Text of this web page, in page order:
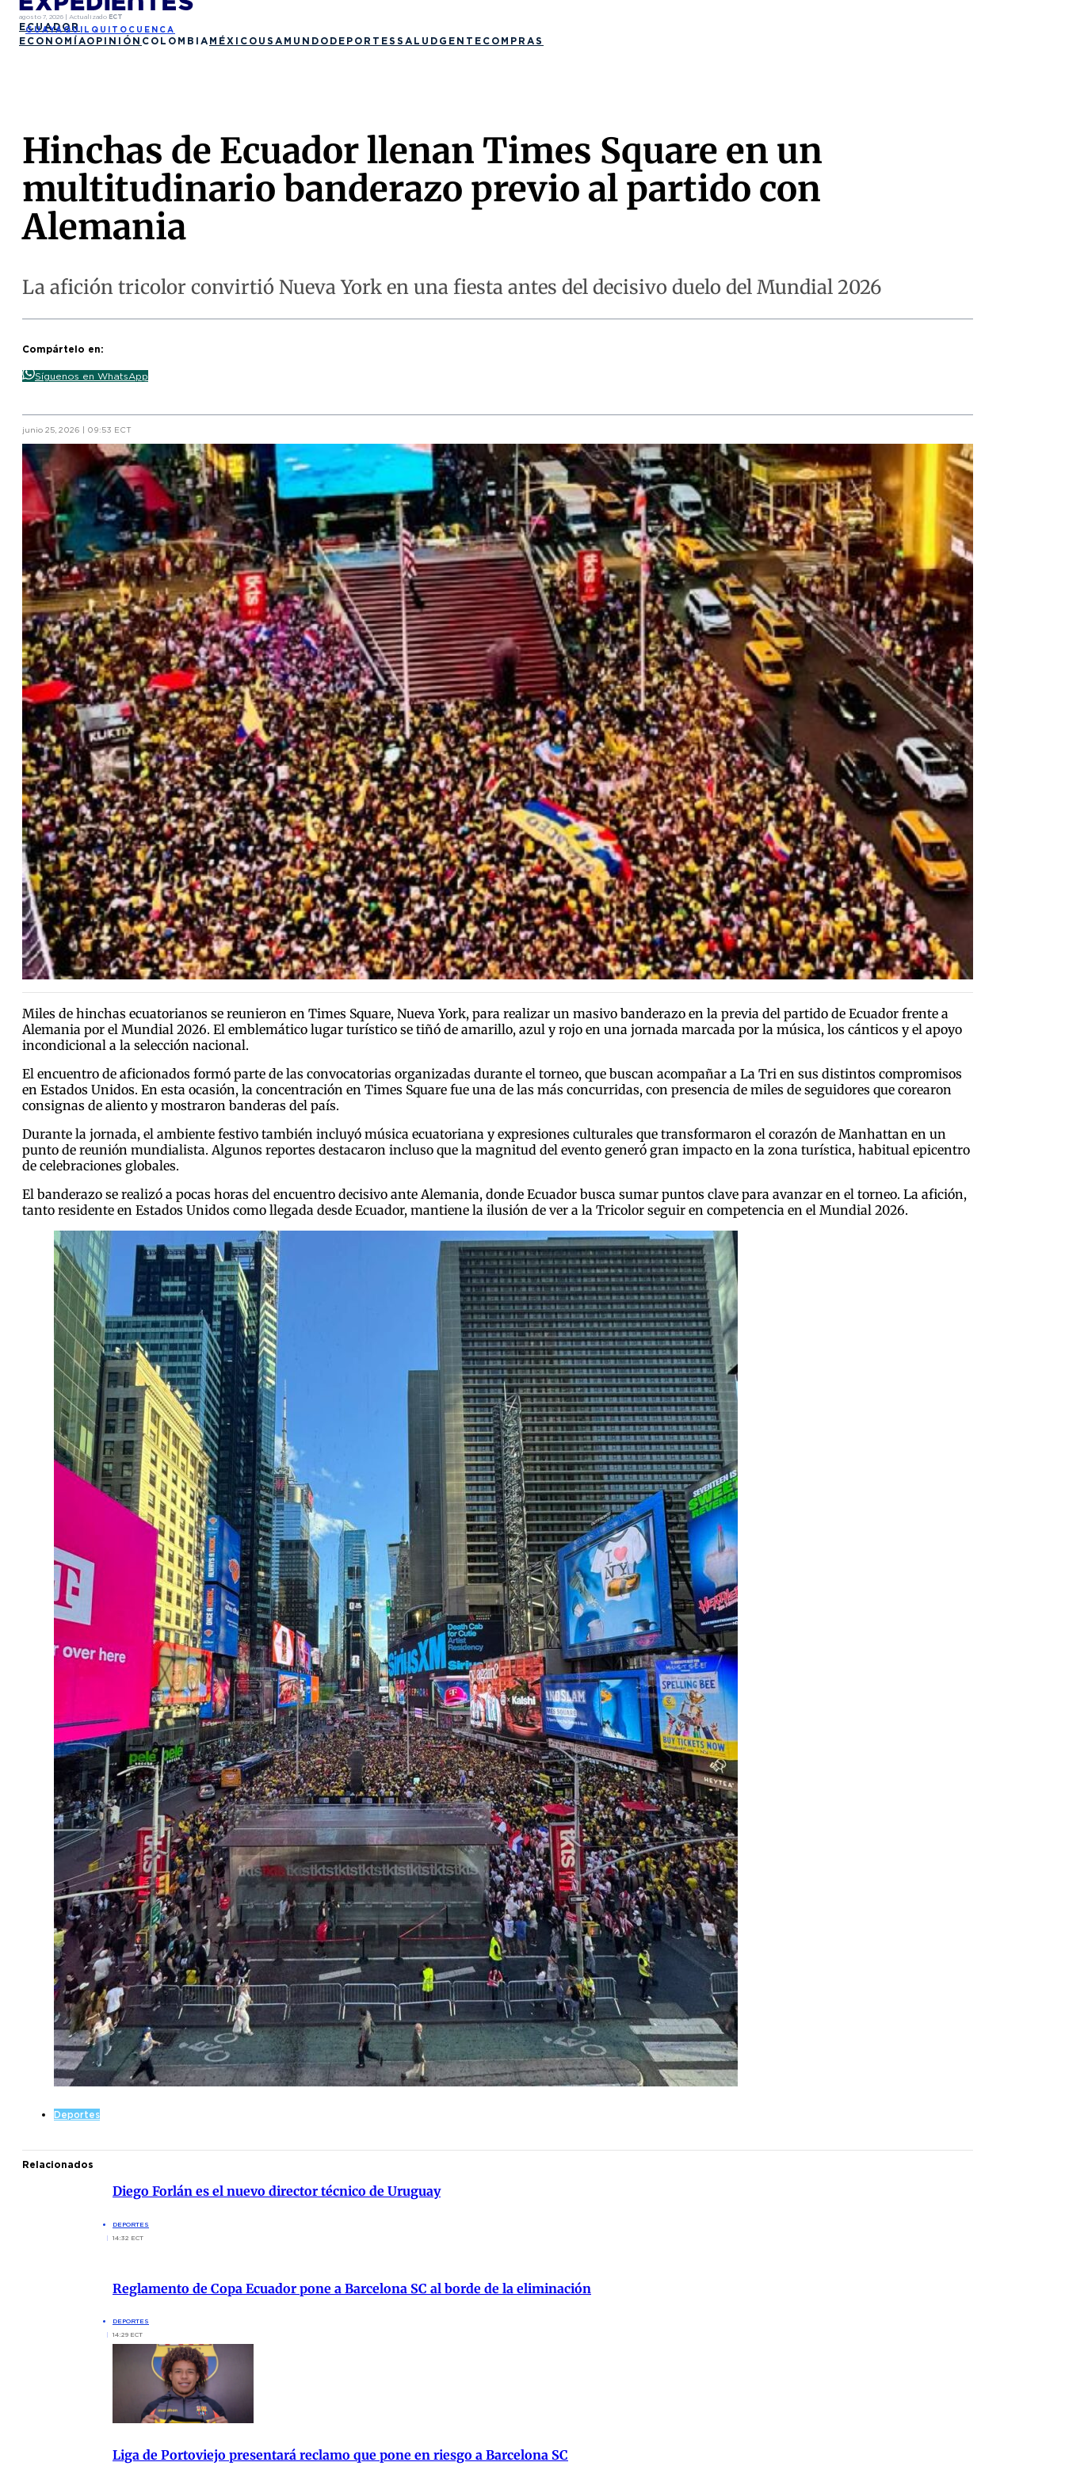
agosto 7, 2026 | Actualizado ECT
ECUADOR
GUAYAQUIL QUITO CUENCA
ECONOMÍAOPINIÓN COLOMBIA MÉXICO USA MUNDO DEPORTES SALUD GENTE COMPRAS
Hinchas de Ecuador llenan Times Square en un
multitudinario banderazo previo al partido con
Alemania
La afición tricolor convirtió Nueva York en una fiesta antes del decisivo duelo del Mundial 2026
Compártelo en:
Síguenos en WhatsApp
junio 25, 2026 | 09:53 ECT
Miles de hinchas ecuatorianos se reunieron en Times Square, Nueva York, para realizar un masivo banderazo en la previa del partido de Ecuador frente a
Alemania por el Mundial 2026. El emblemático lugar turístico se tiñó de amarillo, azul y rojo en una jornada marcada por la música, los cánticos y el apoyo
incondicional a la selección nacional.
El encuentro de aficionados formó parte de las convocatorias organizadas durante el torneo, que buscan acompañar a La Tri en sus distintos compromisos
en Estados Unidos. En esta ocasión, la concentración en Times Square fue una de las más concurridas, con presencia de miles de seguidores que corearon
consignas de aliento y mostraron banderas del país.
Durante la jornada, el ambiente festivo también incluyó música ecuatoriana y expresiones culturales que transformaron el corazón de Manhattan en un
punto de reunión mundialista. Algunos reportes destacaron incluso que la magnitud del evento generó gran impacto en la zona turística, habitual epicentro
de celebraciones globales.
El banderazo se realizó a pocas horas del encuentro decisivo ante Alemania, donde Ecuador busca sumar puntos clave para avanzar en el torneo. La afición,
tanto residente en Estados Unidos como llegada desde Ecuador, mantiene la ilusión de ver a la Tricolor seguir en competencia en el Mundial 2026.
Deportes
Relacionados
Diego Forlán es el nuevo director técnico de Uruguay
DEPORTES
14:32 ECT
Reglamento de Copa Ecuador pone a Barcelona SC al borde de la eliminación
DEPORTES
14:29 ECT
Liga de Portoviejo presentará reclamo que pone en riesgo a Barcelona SC